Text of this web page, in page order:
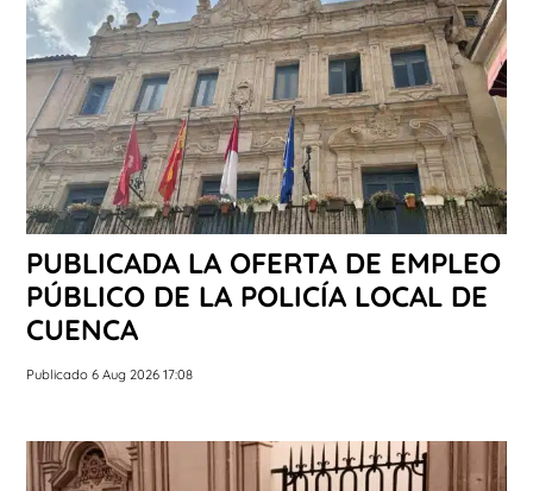
PUBLICADA LA OFERTA DE EMPLEO
PÚBLICO DE LA POLICÍA LOCAL DE
CUENCA
Publicado 6 Aug 2026 17:08